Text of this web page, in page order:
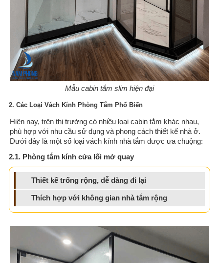
Mẫu cabin tắm slim hiện đại
2. Các Loại Vách Kính Phòng Tắm Phổ Biến
Hiện nay, trên thị trường có nhiều loại cabin tắm khác nhau,
phù hợp với nhu cầu sử dụng và phong cách thiết kế nhà ở.
Dưới đây là một số loại vách kính nhà tắm được ưa chuộng:
2.1. Phòng tắm kính cửa lối mở quay
Thiết kế trống rộng, dễ dàng đi lại
Thích hợp với không gian nhà tắm rộng